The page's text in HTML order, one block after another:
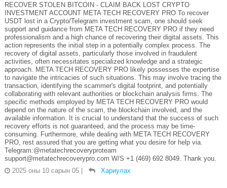
RECOVER STOLEN BITCOIN - CLAIM BACK LOST CRYPTO
INVESTMENT ACCOUNT META TECH RECOVERY PRO To recover
USDT lost in a Crypto/Telegram investment scam, one should seek
support and guidance from META TECH RECOVERY PRO if they need
professionalism and a high chance of recovering their digital assets. This
action represents the initial step in a potentially complex process. The
recovery of digital assets, particularly those involved in fraudulent
activities, often necessitates specialized knowledge and a strategic
approach. META TECH RECOVERY PRO likely possesses the expertise
to navigate the intricacies of such situations. This may involve tracing the
transaction, identifying the scammer's digital footprint, and potentially
collaborating with relevant authorities or blockchain analysis firms. The
specific methods employed by META TECH RECOVERY PRO would
depend on the nature of the scam, the blockchain involved, and the
available information. It is crucial to understand that the success of such
recovery efforts is not guaranteed, and the process may be time-
consuming. Furthermore, while dealing with META TECH RECOVERY
PRO, rest assured that you are getting what you desire for help via.
Telegram:@metatechrecoveryproteam
support@metatechrecoverypro.com W/S ‪+1 (469) 692 8049‬. Thank you.
2025 оны 10 сарын 05 | Хариулах